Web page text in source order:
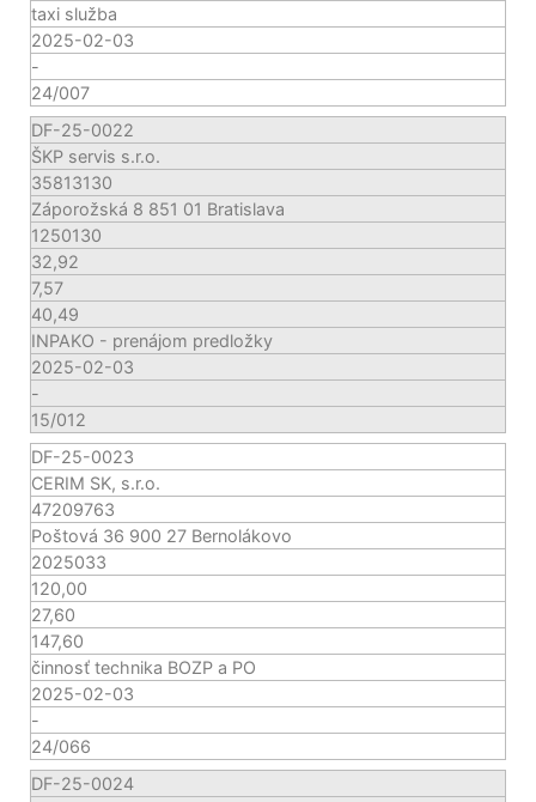
taxi služba
2025-02-03
-
24/007
DF-25-0022
ŠKP servis s.r.o.
35813130
Záporožská 8 851 01 Bratislava
1250130
32,92
7,57
40,49
INPAKO - prenájom predložky
2025-02-03
-
15/012
DF-25-0023
CERIM SK, s.r.o.
47209763
Poštová 36 900 27 Bernolákovo
2025033
120,00
27,60
147,60
činnosť technika BOZP a PO
2025-02-03
-
24/066
DF-25-0024